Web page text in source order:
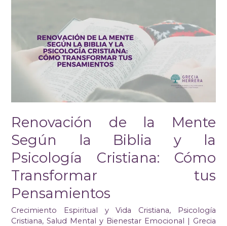
Renovación de la Mente
Según la Biblia y la
Psicología Cristiana: Cómo
Transformar tus
Pensamientos
Crecimiento Espiritual y Vida Cristiana,
Psicología
Cristiana,Salud Mental y Bienestar Emocional | Grecia
Transformar
Pensamientos